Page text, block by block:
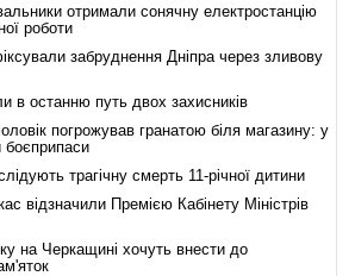
отримали сонячну електростанцію
роботи
забруднення Дніпра через зливову
в останню путь двох захисників
погрожував гранатою біля магазину: у
боєприпаси
трагічну смерть 11-річної дитини
відзначили Премією Кабінету Міністрів
на Черкащині хочуть внести до